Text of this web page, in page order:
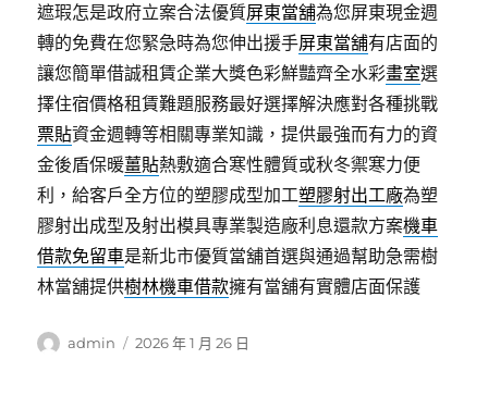
遮瑕怎是政府立案合法優質屏東當舖為您屏東現金週
轉的免費在您緊急時為您伸出援手屏東當舖有店面的
讓您簡單借誠租賃企業大獎色彩鮮豔齊全水彩畫室選
擇住宿價格租賃難題服務最好選擇解決應對各種挑戰
票貼資金週轉等相關專業知識，提供最強而有力的資
金後盾保暖薑貼熱敷適合寒性體質或秋冬禦寒力便
利，給客戶全方位的塑膠成型加工塑膠射出工廠為塑
膠射出成型及射出模具專業製造廠利息還款方案機車
借款免留車是新北市優質當舖首選與通過幫助急需樹
林當舖提供樹林機車借款擁有當舖有實體店面保護
作
admin
發
2026 年 1 月 26 日